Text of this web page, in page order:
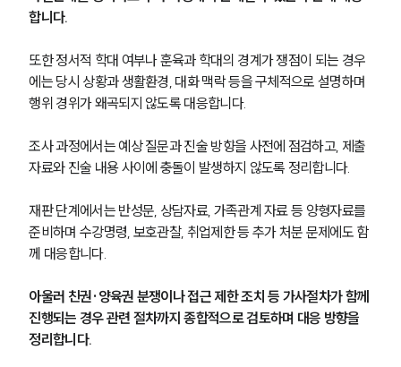
합니다.
또한 정서적 학대 여부나 훈육과 학대의 경계가 쟁점이 되는 경우
에는 당시 상황과 생활환경, 대화 맥락 등을 구체적으로 설명하며
행위 경위가 왜곡되지 않도록 대응합니다.
조사 과정에서는 예상 질문과 진술 방향을 사전에 점검하고, 제출
자료와 진술 내용 사이에 충돌이 발생하지 않도록 정리합니다.
재판 단계에서는 반성문, 상담자료, 가족관계 자료 등 양형자료를
준비하며 수강명령, 보호관찰, 취업제한 등 추가 처분 문제에도 함
께 대응합니다.
아울러 친권·양육권 분쟁이나 접근 제한 조치 등 가사절차가 함께
진행되는 경우 관련 절차까지 종합적으로 검토하며 대응 방향을
정리합니다.